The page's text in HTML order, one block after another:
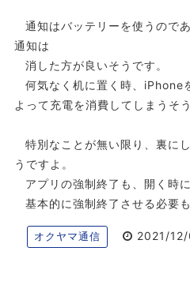
通知はバッテリーを使うので
通知は
消した方が良いそうです。
何気なく机に置く時、iPhone
よって充電を消費してしまうそう
特別なことが無い限り、裏に
うですよ。
アプリの強制終了も、開く時
基本的に強制終了させる必要
オクヤマ通信 2021/